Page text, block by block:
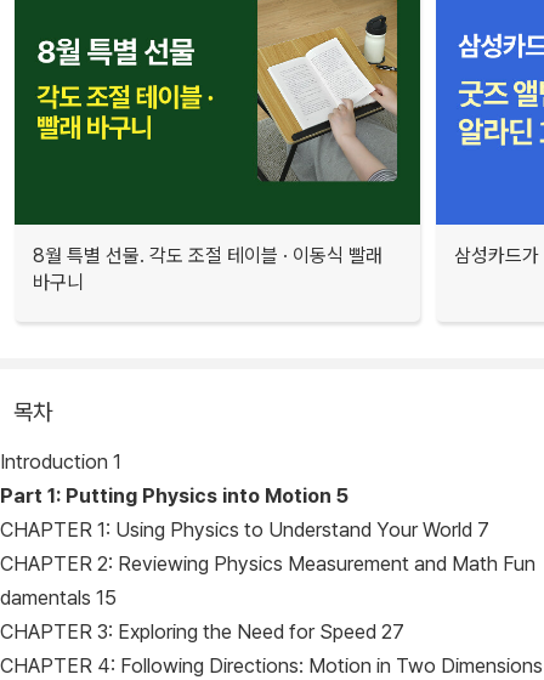
8월 특별 선물. 각도 조절 테이블 · 이동식 빨래
바구니
삼성카드
목차
Introduction 1
Part 1: Putting Physics into Motion 5
CHAPTER 1: Using Physics to Understand Your World 7
CHAPTER 2: Reviewing Physics Measurement and Math Fun
damentals 15
CHAPTER 3: Exploring the Need for Speed 27
CHAPTER 4: Following Directions: Motion in Two Dimensions